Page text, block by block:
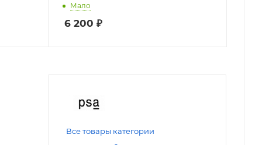
Мало
6 200 ₽
Все товары категории